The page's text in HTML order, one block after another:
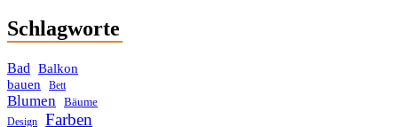
Schlagworte
Bad
Balkon
bauen
Bett
Blumen Bäume
Design Farben